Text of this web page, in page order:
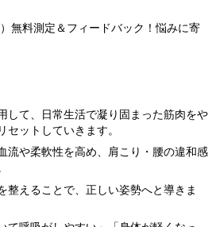
無料測定＆フィードバック！悩みに寄
して、日常生活で凝り固まった筋肉をや
セットしていきます。
流や柔軟性を高め、肩こり・腰の違和感
整えることで、正しい姿勢へと導きま